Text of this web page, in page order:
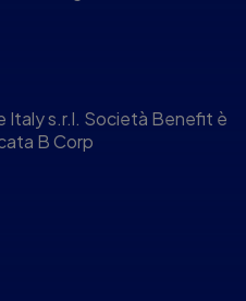
Italy s.r.l. Società Benefit è
B Corp